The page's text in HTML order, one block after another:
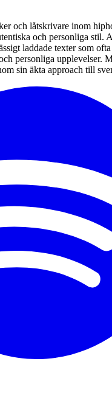
och låtskrivare inom
och personliga stil.
laddade texter som
personliga upplevelser.
sin äkta approach till